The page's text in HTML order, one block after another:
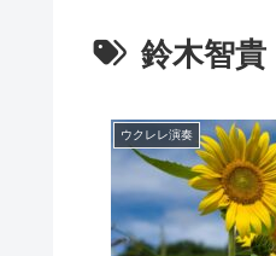
鈴木智貴
ウクレレ演奏